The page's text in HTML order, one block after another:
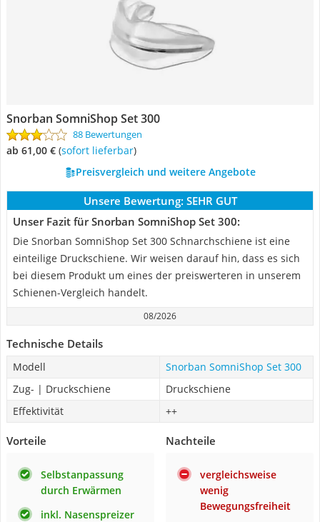
Snorban SomniShop Set 300
88 Bewertungen
ab 61,00 € ( Sofort lieferbar)
Preisvergleich und weitere Angebote
Unsere Bewertung: SEHR GUT
Unser Fazit für Snorban SomniShop Set 300:
Die Snorban SomniShop Set 300 Schnarchschiene ist eine
einteilige Druckschiene. Wir weisen darauf hin, dass es sich
bei diesem Produkt um eines der preiswerteren in unserem
Schienen-Vergleich handelt.
08/2026
Technische Details
Modell
Snorban SomniShop Set 300
Zug- | Druckschiene
Druckschiene
Effektivität
++
Vorteile
Selbstanpassung
durch Erwärmen
inkl. Nasenspreizer
Nachteile
vergleichsweise
wenig
Bewegungsfreiheit